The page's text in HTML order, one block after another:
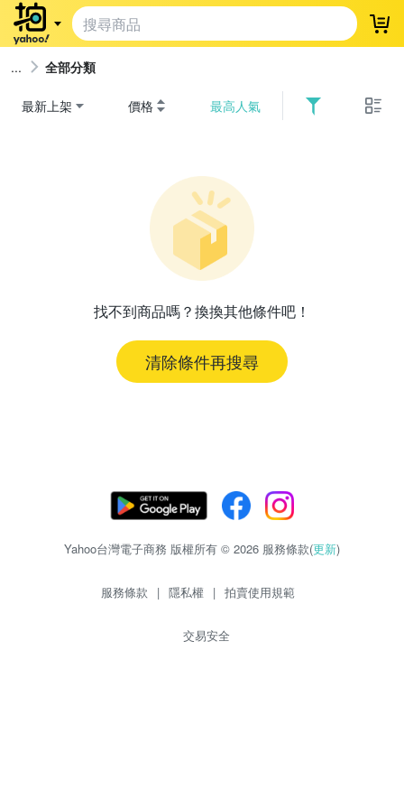
登
全部分類
最新上架 價格 最高人氣
找不到商品嗎？換換其他條件吧！
清除條件再搜尋
Yahoo台灣電子商務 版權所有 © 2026 服務條款(更新)
服務條款 | 隱私權 | 拍賣使用規範
交易安全